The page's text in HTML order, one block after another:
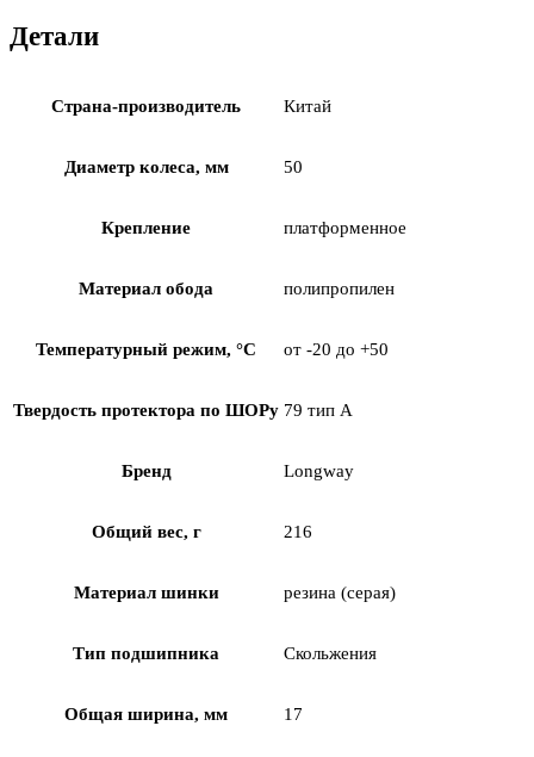
Детали
Страна-производитель Китай
Диаметр колеса, мм 50
Крепление платформенное
Материал обода полипропилен
Температурный режим, °С от -20 до +50
Твердость протектора по ШОРу 79 тип А
Бренд Longway
Общий вес, г 216
Материал шинки резина (серая)
Тип подшипника Скольжения
Общая ширина, мм 17